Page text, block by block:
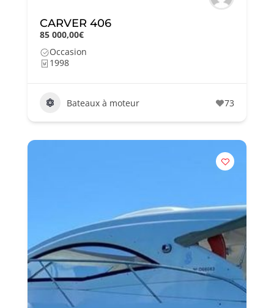
CARVER 406
85 000,00€
Occasion
1998
Bateaux à moteur 73